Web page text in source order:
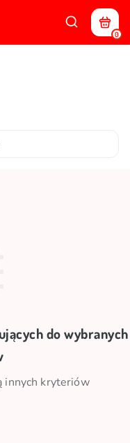
0
do wybranych
innych kryteriów